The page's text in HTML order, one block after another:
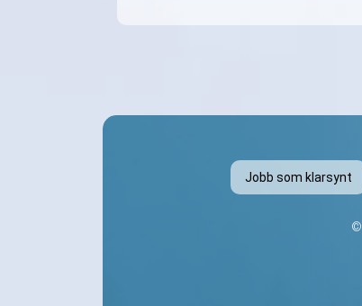
Jobb som klarsynt
©